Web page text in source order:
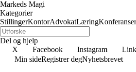
Markeds Magi
Kategorier
StillingerKontorAdvokatLæringKonferanser
Del og hjelp
X
Facebook Instagram
Min sideRegistrer degNyhetsbrevet